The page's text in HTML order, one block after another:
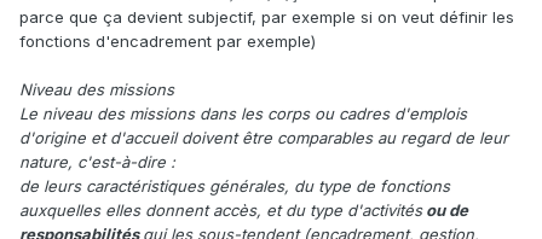
parce que ça devient subjectif, par exemple si on veut définir les
fonctions d'encadrement par exemple)
Niveau des missions
Le niveau des missions dans les corps ou cadres d'emplois
d'origine et d'accueil doivent être comparables au regard de leur
nature, c'est-à-dire :
de leurs caractéristiques générales, du type de fonctions
auxquelles elles donnent accès, et du type d'activitésou de
responsabilitésqui les sous-tendent (encadrement, gestion,